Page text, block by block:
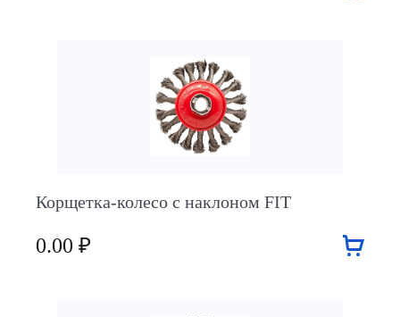
Корщетка-колесо с наклоном FIT
0.00 ₽